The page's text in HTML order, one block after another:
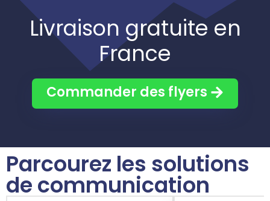
Livraison gratuite en
France
Commander des flyers
Parcourez les solutions
de communication